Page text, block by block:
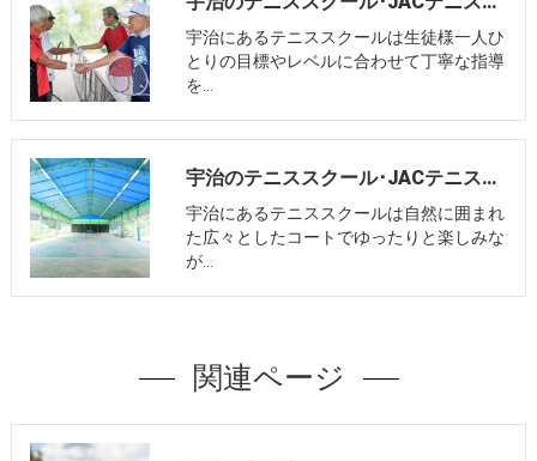
宇治にあるテニススクールは生徒様一人ひ
とりの目標やレベルに合わせて丁寧な指導
を…
宇治のテニススクール･JACテニスパーク炭山の評判
宇治にあるテニススクールは自然に囲まれ
た広々としたコートでゆったりと楽しみな
が…
関連ページ